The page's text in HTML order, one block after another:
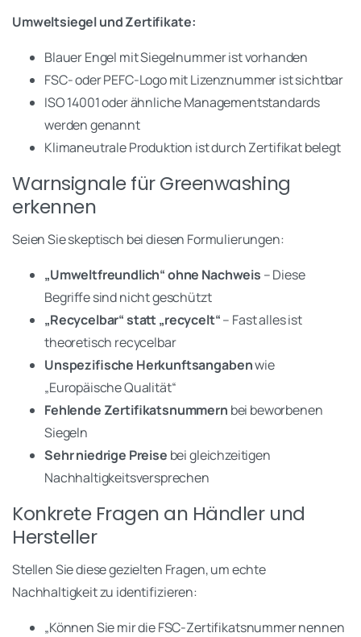
Umweltsiegel und Zertifikate:
Blauer Engel mit Siegelnummer ist vorhanden
FSC- oder PEFC-Logo mit Lizenznummer ist sichtbar
ISO 14001 oder ähnliche Managementstandards
werden genannt
Klimaneutrale Produktion ist durch Zertifikat belegt
Warnsignale für Greenwashing
erkennen
Seien Sie skeptisch bei diesen Formulierungen:
„Umweltfreundlich“ ohne Nachweis – Diese
Begriffe sind nicht geschützt
„Recycelbar“ statt „recycelt“– Fast alles ist
theoretisch recycelbar
Unspezifische Herkunftsangabenwie
„Europäische Qualität“
Fehlende Zertifikatsnummern bei beworbenen
Siegeln
Sehr niedrige Preise bei gleichzeitigen
Nachhaltigkeitsversprechen
Konkrete Fragen an Händler und
Hersteller
Stellen Sie diese gezielten Fragen, um echte
Nachhaltigkeit zu identifizieren:
„Können Sie mir die FSC-Zertifikatsnummer nennen